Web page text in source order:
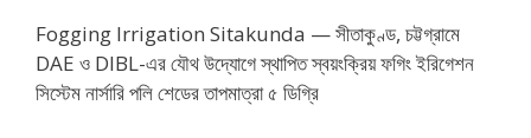
Fogging Irrigation Sitakunda — সীতাকুণ্ড, চট্টগ্রামে
DAE ও DIBL-এর যৌথ উদ্যোগে স্থাপিত স্বয়ংক্রিয় ফগিং ইরিগেশন
সিস্টেম নার্সারি পলি শেডের তাপমাত্রা ৫ ডিগ্রি